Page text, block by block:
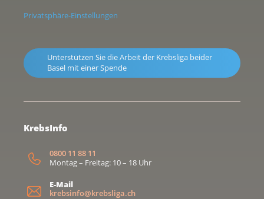
Privatsphäre-Einstellungen
Unterstützen Sie die Arbeit der Krebsliga beider
Basel mit einer Spende
KrebsInfo
0800 11 88 11
Montag – Freitag: 10 – 18 Uhr
E-Mail
krebsinfo@krebsliga.ch